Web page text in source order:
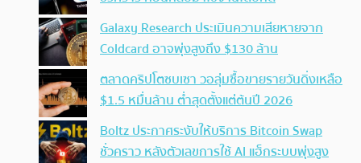
Galaxy Research ประเมินความเสียหายจาก
Coldcard อาจพุ่งสูงถึง $130 ล้าน
ตลาดคริปโตซบเซา วอลุ่มซื้อขายรายวันดิ่งเหลือ
$1.5 หมื่นล้าน ต่ำสุดตั้งแต่ต้นปี 2026
Boltz ประกาศระงับให้บริการ Bitcoin Swap
ชั่วคราว หลังตัวเลขการใช้ AI แฮ็กระบบพุ่งสูง